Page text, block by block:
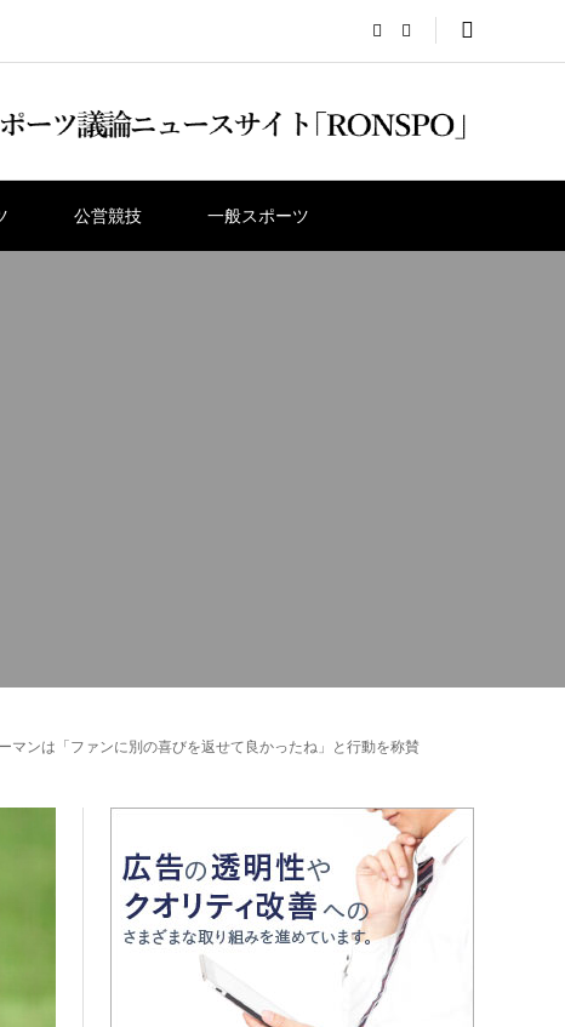
公営競技 一般スポーツ
ンは「ファンに別の喜びを返せて良かったね」と行動を称賛